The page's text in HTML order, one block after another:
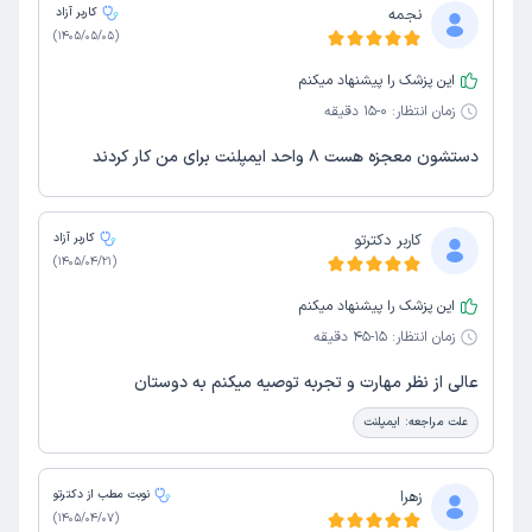
نجمه
کاربر آزاد
(
1405/05/05
)
این پزشک را پیشنهاد میکنم
زمان انتظار: 0-15 دقیقه
دستشون معجزه هست ۸ واحد ایمپلنت برای من کار کردند
کاربر دکترتو
کاربر آزاد
(
1405/04/21
)
این پزشک را پیشنهاد میکنم
زمان انتظار: 15-45 دقیقه
عالی از نظر مهارت و تجربه توصیه میکنم به دوستان
علت مراجعه: ایمپلنت
زهرا
نوبت مطب از دکترتو
(
1405/04/07
)